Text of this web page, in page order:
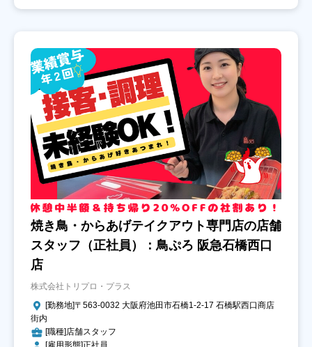
焼き鳥・からあげテイクアウト専門店の店舗
スタッフ（正社員）：鳥ぷろ 阪急石橋西口
店
株式会社トリプロ・プラス
[勤務地]〒563-0032 大阪府池田市石橋1‐2‐17 石橋駅西口商店
街内
[職種]店舗スタッフ